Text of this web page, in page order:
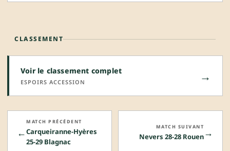
CLASSEMENT
Voir le classement complet
ESPOIRS ACCESSION →
←
MATCH PRÉCÉDENT
Carqueiranne-Hyères
25-29 Blagnac
→
MATCH SUIVANT
Nevers 28-28 Rouen